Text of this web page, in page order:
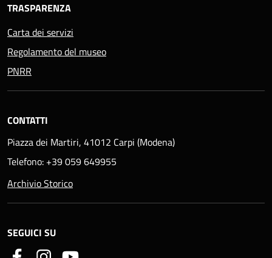
TRASPARENZA
Carta dei servizi
Regolamento del museo
PNRR
CONTATTI
Piazza dei Martiri, 41012 Carpi (Modena)
Telefono: +39 059 649955
Archivio Storico
SEGUICI SU